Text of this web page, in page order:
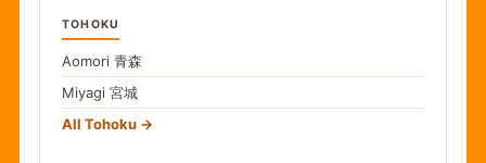
TOHOKU
Aomori 青森
Miyagi 宮城
All Tohoku